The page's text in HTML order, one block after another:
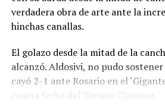
verdadera obra de arte ante la
hinchas canallas.
El golazo desde la mitad de la
alcanzó. Aldosivi, no pudo
cayó 2-1 ante Rosario en el
cuarta fecha del Torneo Clausura.